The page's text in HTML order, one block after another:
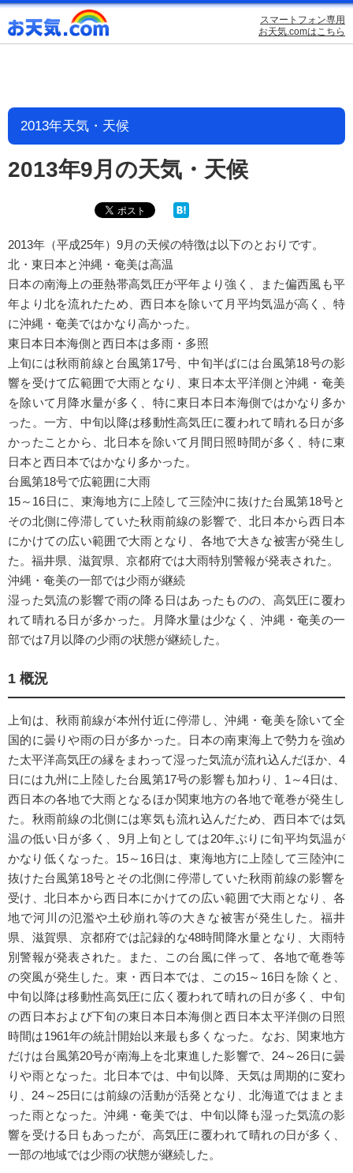
スマートフォン専用
お天気.comはこちら
2013年天気・天候
2013年9月の天気・天候
2013年（平成25年）9月の天候の特徴は以下のとおりです。
北・東日本と沖縄・奄美は高温
日本の南海上の亜熱帯高気圧が平年より強く、また偏西風も平
年より北を流れたため、西日本を除いて月平均気温が高く、特
に沖縄・奄美ではかなり高かった。
東日本日本海側と西日本は多雨・多照
上旬には秋雨前線と台風第17号、中旬半ばには台風第18号の影
響を受けて広範囲で大雨となり、東日本太平洋側と沖縄・奄美
を除いて月降水量が多く、特に東日本日本海側ではかなり多か
った。一方、中旬以降は移動性高気圧に覆われて晴れる日が多
かったことから、北日本を除いて月間日照時間が多く、特に東
日本と西日本ではかなり多かった。
台風第18号で広範囲に大雨
15～16日に、東海地方に上陸して三陸沖に抜けた台風第18号と
その北側に停滞していた秋雨前線の影響で、北日本から西日本
にかけての広い範囲で大雨となり、各地で大きな被害が発生し
た。福井県、滋賀県、京都府では大雨特別警報が発表された。
沖縄・奄美の一部では少雨が継続
湿った気流の影響で雨の降る日はあったものの、高気圧に覆わ
れて晴れる日が多かった。月降水量は少なく、沖縄・奄美の一
部では7月以降の少雨の状態が継続した。
1 概況
上旬は、秋雨前線が本州付近に停滞し、沖縄・奄美を除いて全
国的に曇りや雨の日が多かった。日本の南東海上で勢力を強め
た太平洋高気圧の縁をまわって湿った気流が流れ込んだほか、4
日には九州に上陸した台風第17号の影響も加わり、1～4日は、
西日本の各地で大雨となるほか関東地方の各地で竜巻が発生し
た。秋雨前線の北側には寒気も流れ込んだため、西日本では気
温の低い日が多く、9月上旬としては20年ぶりに旬平均気温が
かなり低くなった。15～16日は、東海地方に上陸して三陸沖に
抜けた台風第18号とその北側に停滞していた秋雨前線の影響を
受け、北日本から西日本にかけての広い範囲で大雨となり、各
地で河川の氾濫や土砂崩れ等の大きな被害が発生した。福井
県、滋賀県、京都府では記録的な48時間降水量となり、大雨特
別警報が発表された。また、この台風に伴って、各地で竜巻等
の突風が発生した。東・西日本では、この15～16日を除くと、
中旬以降は移動性高気圧に広く覆われて晴れの日が多く、中旬
の西日本および下旬の東日本日本海側と西日本太平洋側の日照
時間は1961年の統計開始以来最も多くなった。なお、関東地方
だけは台風第20号が南海上を北東進した影響で、24～26日に曇
りや雨となった。北日本では、中旬以降、天気は周期的に変わ
り、24～25日には前線の活動が活発となり、北海道ではまとま
った雨となった。沖縄・奄美では、中旬以降も湿った気流の影
響を受ける日もあったが、高気圧に覆われて晴れの日が多く、
一部の地域では少雨の状態が継続した。